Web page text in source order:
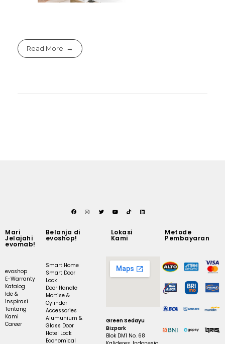
Read More
Mari
Jelajahi
evomab!
evoshop
E-Warranty
Katalog
Ide &
Inspirasi
Tentang
Kami
Career
Belanja di
evoshop!
Smart Home
Smart Door
Lock
Door Handle
Mortise &
Cylinder
Accessories
Alumunium &
Glass Door
Hotel Lock
Economical
Lokasi
Kami
Green Sedayu
Bizpark
Blok DM1 No. 68
Metode
Pembayaran